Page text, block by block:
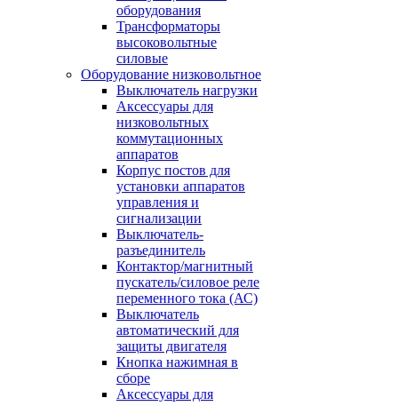
оборудования
Трансформаторы
высоковольтные
силовые
Оборудование низковольтное
Выключатель нагрузки
Аксессуары для
низковольтных
коммутационных
аппаратов
Корпус постов для
установки аппаратов
управления и
сигнализации
Выключатель-
разъединитель
Контактор/магнитный
пускатель/силовое реле
переменного тока (АС)
Выключатель
автоматический для
защиты двигателя
Кнопка нажимная в
сборе
Аксессуары для